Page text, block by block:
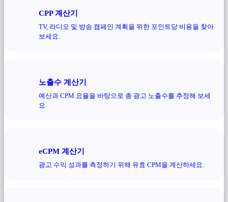
CPP 계산기
TV, 라디오 및 방송 캠페인 계획을 위한 포인트당 비용을 찾아
보세요.
노출수 계산기
예산과 CPM 요율을 바탕으로 총 광고 노출수를 추정해 보세
요.
eCPM 계산기
광고 수익 성과를 측정하기 위해 유효 CPM을 계산하세요.